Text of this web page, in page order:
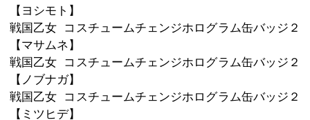
スタンドパーツ付
「CR戦国乙女5～10th Anniversary
コスプレカット図柄で登場した乙女
缶バッジになりました！